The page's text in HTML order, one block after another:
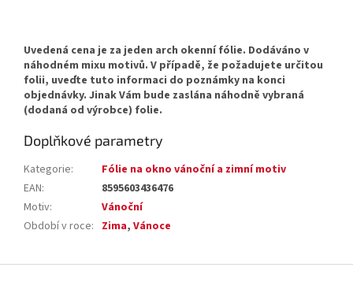
Uvedená cena je za jeden arch okenní fólie. Dodáváno v
náhodném mixu motivů. V případě, že požadujete určitou
folii, uveďte tuto informaci do poznámky na konci
objednávky. Jinak Vám bude zaslána náhodně vybraná
(dodaná od výrobce) folie.
Doplňkové parametry
Kategorie:
Fólie na okno vánoční a zimní motiv
EAN:
8595603436476
Motiv:
Vánoční
Období v roce: Zima, Vánoce